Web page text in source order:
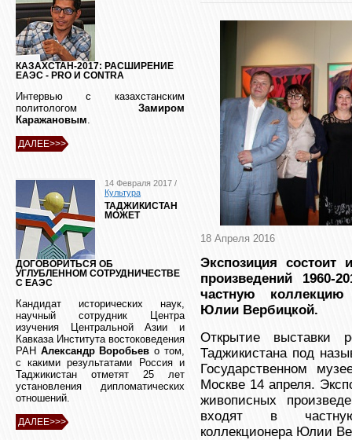
КАЗАХСТАН-2017: РАСШИРЕНИЕ
ЕАЭС - PRO И CONTRA
Интервью с казахстанским
политологом Замиром
Каражановым.
ДАЛЕЕ>>>
14 Февраля 2017 /
Культура
ТАДЖИКИСТАН
МОЖЕТ
ДОГОВОРИТЬСЯ ОБ
УГЛУБЛЕННОМ СОТРУДНИЧЕСТВЕ
С ЕАЭС
Кандидат исторических наук,
научный сотрудник Центра
изучения Центральной Азии и
Кавказа Института востоковедения
РАН Александр Воробьев о том,
с какими результатами Россия и
Таджикистан отметят 25 лет
установления дипломатических
отношений.
ДАЛЕЕ>>>
18 Апреля 2016
Экспозиция
произведений 1960-
частную коллекцию
Юлии Вербицкой.
Открытие выставки
Таджикистана под
Государственном
Москве 14 апреля.
живописных
входят в
коллекционера Юлии